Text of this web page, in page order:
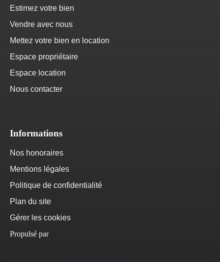
Estimez votre bien
Vendre avec nous
Mettez votre bien en location
Espace propriétaire
Espace location
Nous contacter
Informations
Nos honoraires
Mentions légales
Politique de confidentialité
Plan du site
Gérer les cookies
Propulsé par